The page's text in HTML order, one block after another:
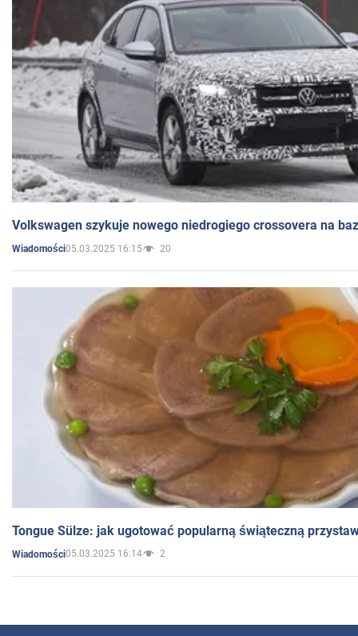
Volkswagen szykuje nowego niedrogiego crossovera na
Wiadomości05.03.2025 16:15 20
Tongue Sülze: jak ugotować popularną świąteczną
Wiadomości05.03.2025 16:14 2